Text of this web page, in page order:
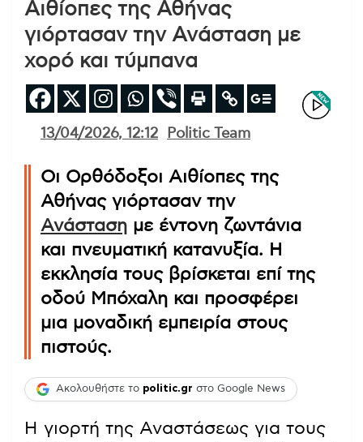
Αιθίοπες της Αθήνας
γιόρτασαν την Ανάσταση με
χορό και τύμπανα
13/04/2026, 12:12 Politic Team
Οι Ορθόδοξοι Αιθίοπες της
Αθήνας γιόρτασαν την
Ανάσταση με έντονη ζωντάνια
και πνευματική κατανυξία. Η
εκκλησία τους βρίσκεται επί της
οδού Μπόχαλη και προσφέρει
μια μοναδική εμπειρία στους
πιστούς.
Ακολουθήστε το politic.gr στο Google News
Η γιορτή της Αναστάσεως για τους